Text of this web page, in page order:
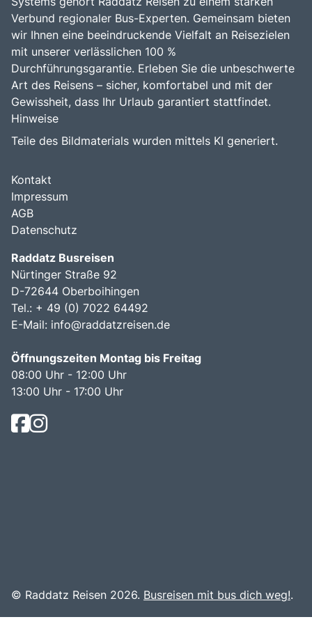
Verbund regionaler Bus-Experten. Gemeinsam bieten
wir Ihnen eine beeindruckende Vielfalt an Reisezielen
mit unserer verlässlichen 100 %
Durchführungsgarantie. Erleben Sie die unbeschwerte
Art des Reisens – sicher, komfortabel und mit der
Gewissheit, dass Ihr Urlaub garantiert stattfindet.
Hinweise
Teile des Bildmaterials wurden mittels KI generiert.
Kontakt
Impressum
AGB
Datenschutz
Raddatz Busreisen
Nürtinger Straße 92
D-72644 Oberboihingen
Tel.: + 49 (0) 7022 64492
E-Mail: info@raddatzreisen.de
Öffnungszeiten Montag bis Freitag
08:00 Uhr - 12:00 Uhr
13:00 Uhr - 17:00 Uhr
© Raddatz Reisen 2026. Busreisen mit bus dich weg!.